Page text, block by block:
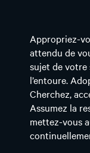
Appropriez-
attendu de
sujet de votre
l’entoure.
Cherchez,
Assumez la
mettez-vous